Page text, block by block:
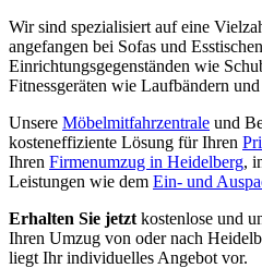
Wir sind spezialisiert auf eine
angefangen bei Sofas und
Einrichtungsgegenständen wie
Fitnessgeräten wie Laufbändern
Unsere Möbelmitfahrzentrale und
kosteneffiziente Lösung für Ihren
Ihren Firmenumzug in Heidelberg,
Leistungen wie dem Ein- und
Erhalten Sie jetzt kostenlose und
Ihren Umzug von oder nach
liegt Ihr individuelles Angebot vor.